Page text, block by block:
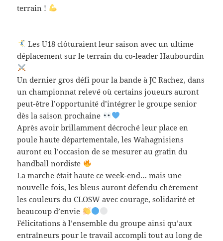
terrain !
Les U18 clôturaient leur saison avec un ultime
déplacement sur le terrain du co-leader Haubourdin
Un dernier gros défi pour la bande à JC Rachez, dans
un championnat relevé où certains joueurs auront
peut-être l’opportunité d’intégrer le groupe senior
dès la saison prochaine
Après avoir brillamment décroché leur place en
poule haute départementale, les Wahagnisiens
auront eu l’occasion de se mesurer au gratin du
handball nordiste
La marche était haute ce week-end… mais une
nouvelle fois, les bleus auront défendu chèrement
les couleurs du CLOSW avec courage, solidarité et
beaucoup d’envie
Félicitations à l’ensemble du groupe ainsi qu’aux
entraîneurs pour le travail accompli tout au long de